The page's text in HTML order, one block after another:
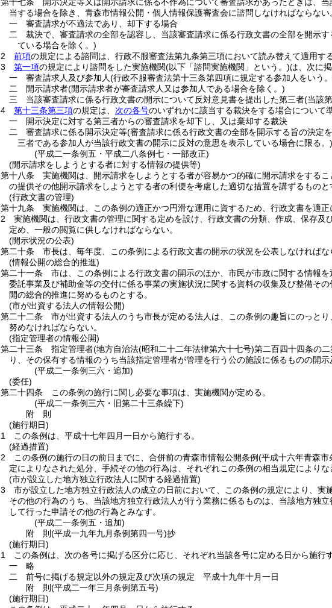
当する場合を除き、青森市情報公開・個人情報保護審査会に諮問しなければならない
一
審査請求が不適法であり、却下する場合
二
裁決で、審査請求の全部を認容し、当該審査請求に係る行政文書の全部を開示
ている場合を除く。)
2
前項の規定による諮問は、行政不服審査法第九条第三項において読み替えて適用す
3
第一項の規定により諮問をした実施機関(以下「諮問実施機関」という。)は、次に
一
審査請求人及び参加人(行政不服審査法第十三条第四項に規定する参加人をいう
二
開示請求者(開示請求者が審査請求人又は参加人である場合を除く。)
三
当該審査請求に係る行政文書の開示について反対意見書を提出した第三者(当該
4
第十三条第三項の規定は、 次の各号のいずれかに該当する裁決をする場合について
一
開示決定に対する第三者からの審査請求を却下し、又は棄却する裁決
二
審査請求に係る開示決定等(審査請求に係る行政文書の全部を開示する旨の決定
三者である参加人が当該行政文書の開示に反対の意思を表示している場合に限る。)
(平成二一条例五・平成二八条例七・一部改正)
(開示請求をしようとする者に対する情報の提供等)
第十八条
実施機関は、開示請求をしようとする者が容易かつ的確に開示請求をする
の提供その他開示請求をしようとする者の利便を考慮した適切な措置を講ずるものと
(行政文書の管理)
第十九条
実施機関は、この条例の適正かつ円滑な運用に資するため、行政文書を適正
2
実施機関は、行政文書の管理に関する定めを設け、行政文書の分類、作成、保存
定め、一般の閲覧に供しなければならない。
(開示状況の公表)
第二十条
市長は、毎年度、この条例による行政文書の開示の状況を公表しなければな
(情報公開の総合的推進)
第二十一条
市は、この条例による行政文書の開示のほか、市民が市政に関する情報
委託事業及び補助金等の交付に係る事業の実施状況に関する資料の収集及び整備そ
開の総合的推進に努めるものとする。
(市が出資する法人の情報公開)
第二十二条
市が出資する法人のうち市長が定める法人は、この条例の趣旨にのっと
努めなければならない。
(指定管理者の情報公開)
第二十三条
指定管理者(地方自治法(昭和二十二年法律第六十七号)第二百四十四条の
り、その保有する情報のうち当該指定管理者が管理を行う公の施設に係るものの開
(平成二一条例三六・追加)
(委任)
第二十四条
この条例の施行に関し必要な事項は、実施機関が定める。
(平成二一条例三六・旧第二十三条繰下)
附 則
(施行期日)
1
この条例は、平成十七年四月一日から施行する。
(経過措置)
2
この条例の施行の日の前日までに、合併前の青森市情報公開条例(平成十六年青森市
定によりなされた処分、手続その他の行為は、それぞれこの条例の相当規定によりな
(市が設立した地方独立行政法人に関する経過措置)
3
市が設立した地方独立行政法人の成立の日前において、この条例の規定により、
その他の行為のうち、当該地方独立行政法人が行う業務に係るものは、当該地方独
して行った申請その他の行為とみなす。
(平成二一条例五・追加)
附 則(平成一九年九月条例第四一号)抄
(施行期日)
1
この条例は、次の各号に掲げる区分に応じ、それぞれ当該各号に定める日から施行す
一
略
二
前号に掲げる規定以外の規定及び次項の規定 平成十九年十月一日
附 則(平成二一年三月条例第五号)
(施行期日)